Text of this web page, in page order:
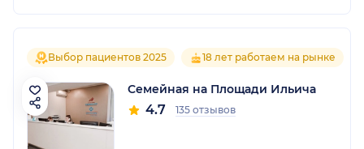
Выбор пациентов 2025 18 лет работаем на рынке
Семейная на Площади Ильича
4.7 135 отзывов